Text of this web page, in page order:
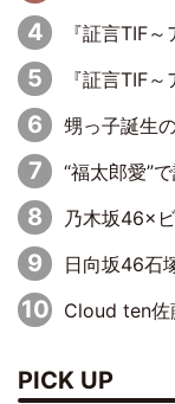
『証言TIF～アイドル戦国時代とはなんだった
『証言TIF～アイドル戦国時代とはなんだ
甥っ子誕生の松田好花、京
“福太郎愛”で話題…乃
乃木坂46×ビルディバ
日向坂46石塚瑶季、東京ドームで
Cloud ten佐藤流星「成
PICK UP